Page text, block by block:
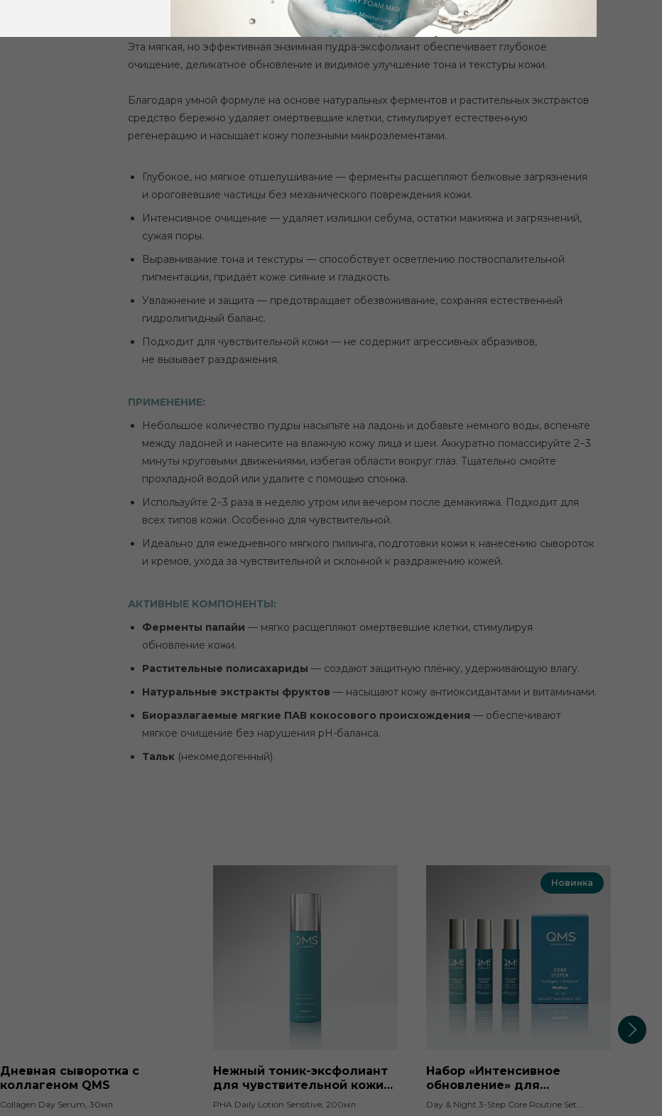
Эта мягкая, но эффективная энзимная пудра-эксфолиант обеспечивает глубокое
очищение, деликатное обновление и видимое улучшение тона и текстуры кожи.
Благодаря умной формуле на основе натуральных ферментов и растительных экстрактов
средство бережно удаляет омертвевшие клетки, стимулирует естественную
регенерацию и насыщает кожу полезными микроэлементами.
Глубокое, но мягкое отшелушивание — ферменты расщепляют белковые загрязнения
и ороговевшие частицы без механического повреждения кожи.
Интенсивное очищение — удаляет излишки себума, остатки макияжа и загрязнений,
сужая поры.
Выравнивание тона и текстуры — способствует осветлению поствоспалительной
пигментации, придаёт коже сияние и гладкость.
Увлажнение и защита — предотвращает обезвоживание, сохраняя естественный
гидролипидный баланс.
Подходит для чувствительной кожи — не содержит агрессивных абразивов,
не вызывает раздражения.
ПРИМЕНЕНИЕ:
Небольшое количество пудры насыпьте на ладонь и добавьте немного воды, вспеньте
между ладоней и нанесите на влажную кожу лица и шеи. Аккуратно помассируйте 2−3
минуты круговыми движениями, избегая области вокруг глаз. Тщательно смойте
прохладной водой или удалите с помощью спонжа.
Используйте 2−3 раза в неделю утром или вечером после демакияжа. Подходит для
всех типов кожи. Особенно для чувствительной.
Идеально для ежедневного мягкого пилинга, подготовки кожи к нанесению сывороток
и кремов, ухода за чувствительной и склонной к раздражению кожей.
АКТИВНЫЕ КОМПОНЕНТЫ:
Ферменты папайи — мягко расщепляют омертвевшие клетки, стимулируя
обновление кожи.
Растительные полисахариды — создают защитную плёнку, удерживающую влагу.
Натуральные экстракты фруктов — насыщают кожу антиоксидантами и витаминами.
Биоразлагаемые мягкие ПАВ кокосового происхождения — обеспечивают
мягкое очищение без нарушения pH-баланса.
Тальк (некомедогенный).
Дневная сыворотка с
коллагеном QMS
Collagen Day Serum, 30мл
Нежный тоник-эксфолиант
для чувствительной кожи
QMS
PHA Daily Lotion Sensitive, 200мл
Новинка
Набор «Интенсивное
обновление» для
чувствительной кожи QMS
Day & Night 3-Step Core Routine Set